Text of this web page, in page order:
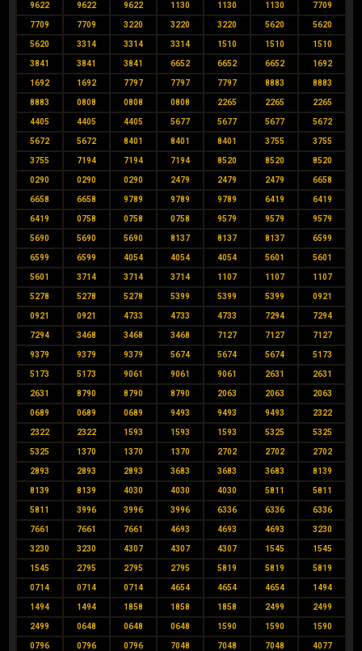
9622 9622 9622 1130 1130 1130 7709
7709 7709 3220 3220 3220 5620 5620
5620 3314 3314 3314 1510 1510 1510
3841 3841 3841 6652 6652 6652 1692
1692 1692 7797 7797 7797 8883 8883
8883 0808 0808 0808 2265 2265 2265
4405 4405 4405 5677 5677 5677 5672
5672 5672 8401 8401 8401 3755 3755
3755 7194 7194 7194 8520 8520 8520
0290 0290 0290 2479 2479 2479 6658
6658 6658 9789 9789 9789 6419 6419
6419 0758 0758 0758 9579 9579 9579
5690 5690 5690 8137 8137 8137 6599
6599 6599 4054 4054 4054 5601 5601
5601 3714 3714 3714 1107 1107 1107
5278 5278 5278 5399 5399 5399 0921
0921 0921 4733 4733 4733 7294 7294
7294 3468 3468 3468 7127 7127 7127
9379 9379 9379 5674 5674 5674 5173
5173 5173 9061 9061 9061 2631 2631
2631 8790 8790 8790 2063 2063 2063
0689 0689 0689 9493 9493 9493 2322
2322 2322 1593 1593 1593 5325 5325
5325 1370 1370 1370 2702 2702 2702
2893 2893 2893 3683 3683 3683 8139
8139 8139 4030 4030 4030 5811 5811
5811 3996 3996 3996 6336 6336 6336
7661 7661 7661 4693 4693 4693 3230
3230 3230 4307 4307 4307 1545 1545
1545 2795 2795 2795 5819 5819 5819
0714 0714 0714 4654 4654 4654 1494
1494 1494 1858 1858 1858 2499 2499
2499 0648 0648 0648 1590 1590 1590
0796 0796 0796 7048 7048 7048 4077